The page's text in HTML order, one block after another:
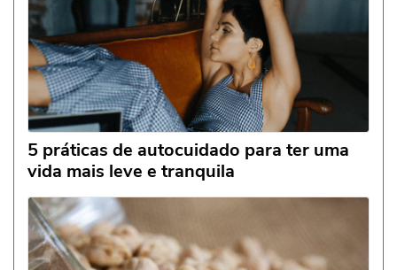
5 práticas de autocuidado para ter uma
vida mais leve e tranquila